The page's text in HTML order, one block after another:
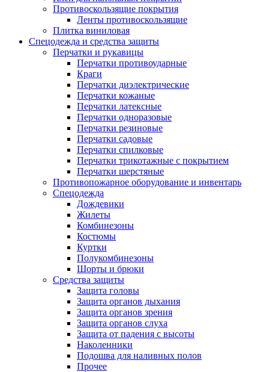
Противоскользящие покрытия
Ленты противоскользящие
Плитка виниловая
Спецодежда и средства защиты
Перчатки и рукавицы
Перчатки противоударные
Краги
Перчатки диэлектрические
Перчатки кожаные
Перчатки латексные
Перчатки одноразовые
Перчатки резиновые
Перчатки садовые
Перчатки спилковые
Перчатки трикотажные с покрытием
Перчатки шерстяные
Противопожарное оборудование и инвентарь
Спецодежда
Дождевики
Жилеты
Комбинезоны
Костюмы
Куртки
Полукомбинезоны
Шорты и брюки
Средства защиты
Защита головы
Защита органов дыхания
Защита органов зрения
Защита органов слуха
Защита от падения с высоты
Наколенники
Подошва для наливных полов
Прочее